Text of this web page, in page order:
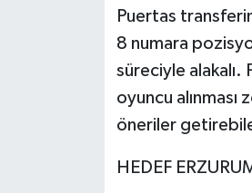
Puertas
8 numara
süreciyle alakalı.
oyuncu
öneriler
HEDEF